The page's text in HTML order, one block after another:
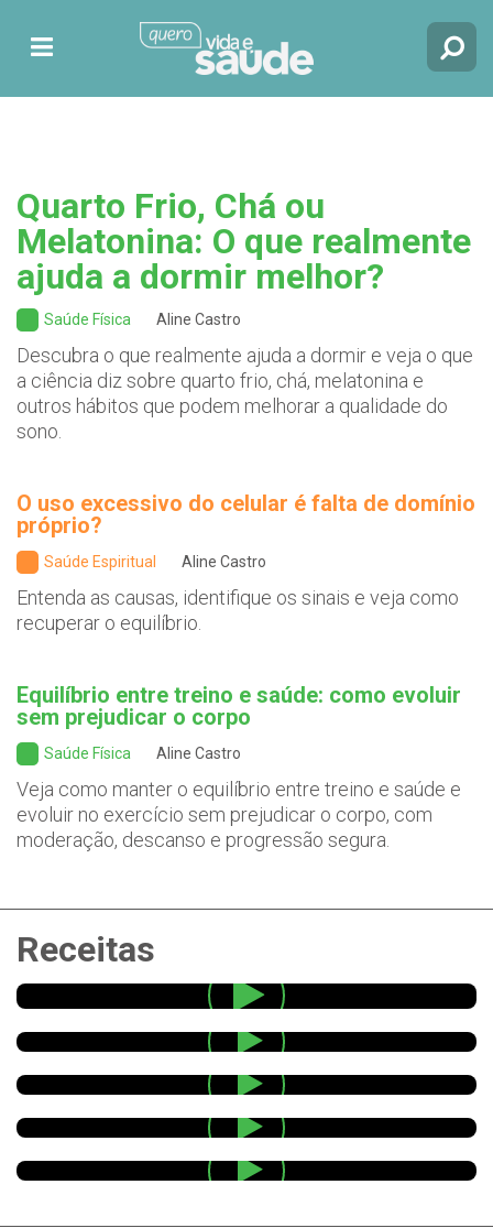
Quarto Frio, Chá ou
Melatonina: O que realmente
ajuda a dormir melhor?
Saúde Física Aline Castro
Descubra o que realmente ajuda a dormir e veja o que
a ciência diz sobre quarto frio, chá, melatonina e
outros hábitos que podem melhorar a qualidade do
sono.
O uso excessivo do celular é falta de domínio
próprio?
Saúde Espiritual Aline Castro
Entenda as causas, identifique os sinais e veja como
recuperar o equilíbrio.
Equilíbrio entre treino e saúde: como evoluir
sem prejudicar o corpo
Saúde Física Aline Castro
Veja como manter o equilíbrio entre treino e saúde e
evoluir no exercício sem prejudicar o corpo, com
moderação, descanso e progressão segura.
Receitas